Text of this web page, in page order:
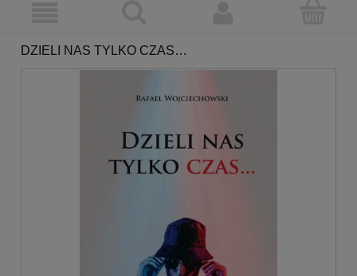
DZIELI NAS TYLKO CZAS…